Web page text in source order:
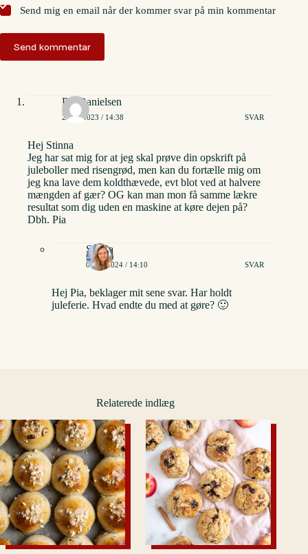
Send mig en email når der kommer svar på min kommentar
Send kommentar
Pia Danielsen
21/12/2023 / 14:38 SVAR
Hej Stinna
Jeg har sat mig for at jeg skal prøve din opskrift på
juleboller med risengrød, men kan du fortælle mig om
jeg kna lave dem koldthævede, evt blot ved at halvere
mængden af gær? OG kan man mon få samme lækre
resultat som dig uden en maskine at køre dejen på?
Dbh. Pia
Stinna
04/01/2024 / 14:10 SVAR
Hej Pia, beklager mit sene svar. Har holdt
juleferie. Hvad endte du med at gøre? 🙂
Relaterede indlæg